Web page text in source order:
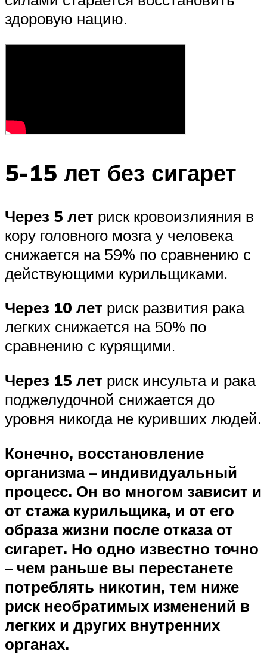
здоровую нацию.
5-15 лет без сигарет
Через 5 лет риск кровоизлияния в
кору головного мозга у человека
снижается на 59% по сравнению с
действующими курильщиками.
Через 10 лет риск развития рака
легких снижается на 50% по
сравнению с курящими.
Через 15 лет риск инсульта и рака
поджелудочной снижается до
уровня никогда не куривших людей.
Конечно, восстановление
организма – индивидуальный
процесс. Он во многом зависит и
от стажа курильщика, и от его
образа жизни после отказа от
сигарет. Но одно известно точно
– чем раньше вы перестанете
потреблять никотин, тем ниже
риск необратимых изменений в
легких и других внутренних
органах.